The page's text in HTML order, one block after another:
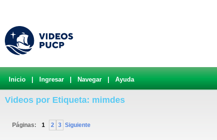
Inicio Ingresar Navegar Ayuda
Videos por Etiqueta: mimdes
Páginas: 1 2 3 Siguiente